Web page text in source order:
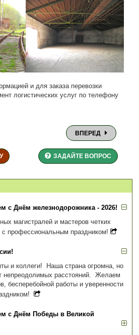
и для заказа перевозки
логистических услуг по телефону
ВПЕРЕД
ЗАДАЙТЕ ВОПРОС
с Днём железнодорожника - 2026!
магистралей и мастеров четких
профессиональным праздником!
и коллеги! Наша страна огромна, но
непреодолимых расстояний. Желаем
бесперебойной работы и уверенности
с Днём Победы в Великой